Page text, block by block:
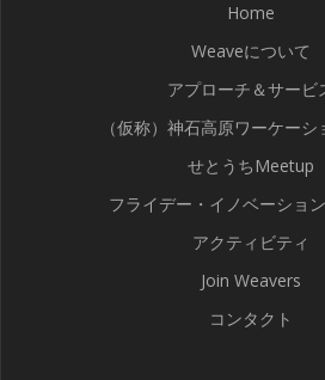
Home
Weaveについて
アプローチ＆サービ
（仮称）神石高原ワーケー
せとうちMeetup
フライデー・イノベーショ
アクティビティ
Join Weavers
コンタクト